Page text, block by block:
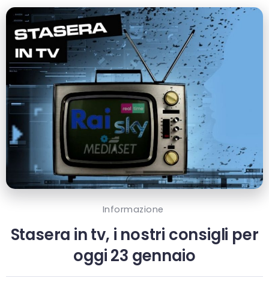
Informazione
Stasera in tv, i nostri consigli per
oggi 23 gennaio